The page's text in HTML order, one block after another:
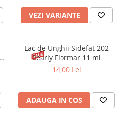
VEZI VARIANTE
Lac de Unghii Sidefat 202
Pearly Flormar 11 ml
14,00 Lei
ADAUGA IN COS